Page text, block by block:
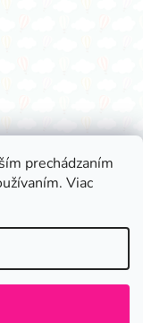
prechádzaním
Viac